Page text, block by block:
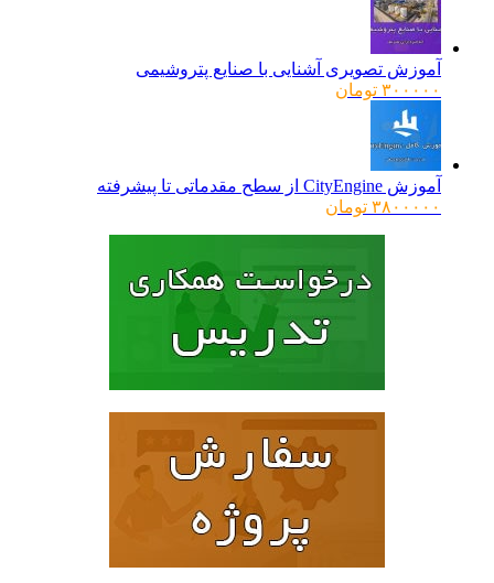
آموزش تصویری آشنایی با صنایع پتروشیمی
۳۰۰۰۰۰ تومان
آموزش CityEngine از سطح مقدماتی تا پیشرفته
۳۸۰۰۰۰۰ تومان